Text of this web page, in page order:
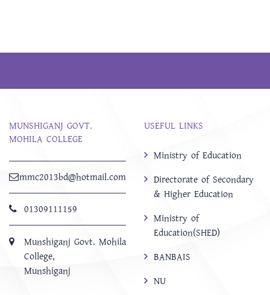
MUNSHIGANJ GOVT.
MOHILA COLLEGE
mmc2013bd@hotmail.com
01309111159
Munshiganj Govt. Mohila
College,
Munshiganj
USEFUL LINKS
Ministry of Education
Directorate of Secondary
& Higher Education
Ministry of
Education(SHED)
BANBAIS
NU